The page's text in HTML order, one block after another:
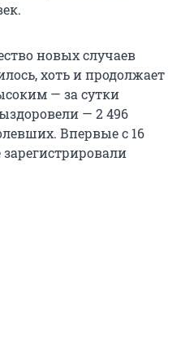
новых случаев
хоть и продолжает
— за сутки
— 2 496
Впервые с 16
зарегистрировали